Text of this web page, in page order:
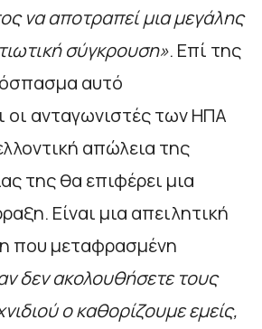
να αποτραπεί μια μεγάλης
σύγκρουση». Επί της
αυτό
οι ανταγωνιστές των ΗΠΑ
απώλεια της
της θα επιφέρει μια
Είναι μια απειλητική
που μεταφρασμένη
δεν ακολουθήσετε τους
ο καθορίζουμε εμείς,